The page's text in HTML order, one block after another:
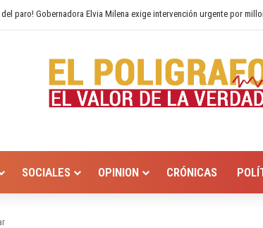
Alcaldía de Valledupar propone recuperar el río Guatapurí
SOCIALES OPINION CRÓNICAS